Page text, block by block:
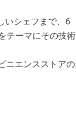
いシェフまで、6
テーマにその技術
ニエンスストアの